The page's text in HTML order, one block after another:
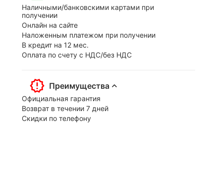
Наличными/банковскими картами при
получении
Онлайн на сайте
Наложенным платежом при получении
В кредит на 12 мес.
Оплата по счету с НДС/без НДС
Преимущества
Официальная гарантия
Возврат в течении 7 дней
Скидки по телефону